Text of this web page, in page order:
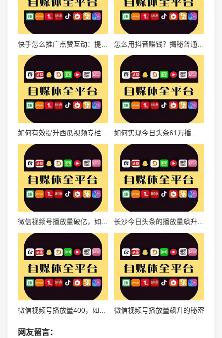
快手怎么推广点赞互动：提升影响力的全攻略
如何实现今日头条61万播放量？揭秘爆款内容背后的秘密
微信视频号播放量破亿，如何成为下一个流量爆款？ 长沙今日头条的播放量飙升背后的秘密
微信视频号播放量400，如何实现内容突破？ 微信视频号播放量飙升的秘密
网友留言：